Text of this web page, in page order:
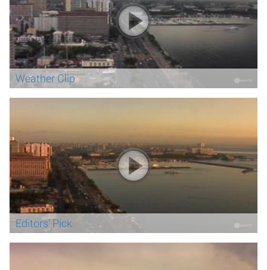
Weather Clip
Editors' Pick